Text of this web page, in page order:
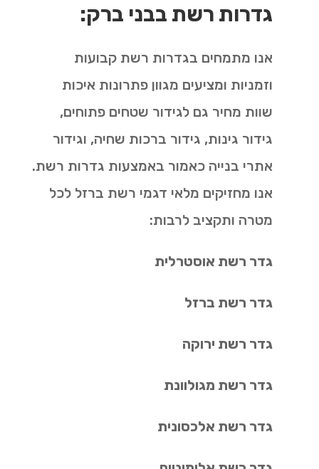
גדרות רשת בבני ברק:
אנו מתמחים בגדרות רשת קבועות
וזמניות ומציעים מגוון פתרונות איכות
שוות מחיר גם לגידור שטחים פתוחים,
גידור גינות, גידור ברכות שחיה, וגידור
אתרי בנייה כאמור באמצעות גדרות רשת.
אנו מחזיקים מלאי דגמי רשת ברזל לכל
מטרה ותקציב לרבות:
גדר רשת אוסטרלית
גדר רשת ברזל
גדר רשת ירוקה
גדר רשת מגולוונת
גדר רשת אלכסונית